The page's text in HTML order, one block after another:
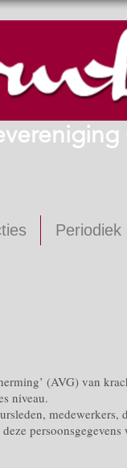
(AVG) van
niveau.
persoonsgegevens
Periodiek